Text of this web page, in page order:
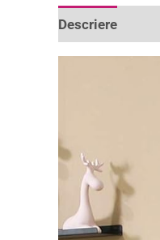
Descriere